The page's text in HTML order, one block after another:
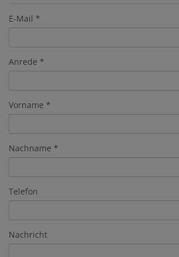
E-Mail
Anrede
Vorname
Nachname
Telefon
Nachricht